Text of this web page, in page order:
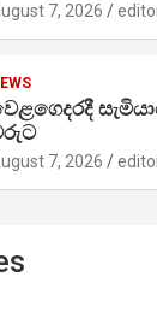
7, 2026
7, 2026